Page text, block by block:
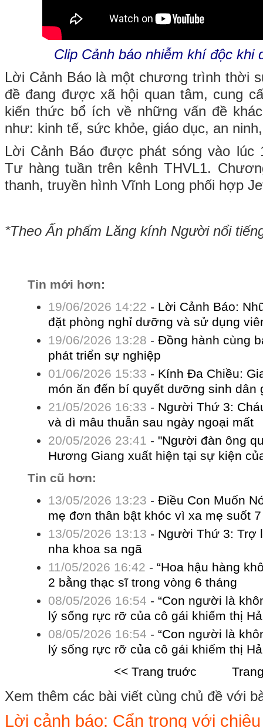
Clip Cảnh báo nhiễm khí độc khi
Lời Cảnh Báo là một chương trình thời
đề đang được xã hội quan tâm, cung
kiến thức bổ ích về những vấn đề
như: kinh tế, sức khỏe, giáo dục, an
Lời Cảnh Báo được phát sóng vào lúc
Tư hàng tuần trên kênh THVL1.
thanh, truyền hình Vĩnh Long phối hợp
*Theo Ấn phẩm Lăng kính Người nổi
Tin mới hơn:
19/06/2026 14:22 - Lời Cảnh Báo:
đặt phòng nghỉ dưỡng và sử dụng
19/06/2026 13:28 -Đồng hành cùng
phát triển sự nghiệp
01/06/2026 15:33 - Kính Đa Chiều:
món ăn đến bí quyết dưỡng sinh dân
21/05/2026 16:33 - Người Thứ 3:
và dì mâu thuẫn sau ngày ngoại mất
20/05/2026 23:41 - "Người đàn ông
Hương Giang xuất hiện tại sự kiện
Tin cũ hơn:
13/05/2026 13:23 -Điều Con Muốn
mẹ đơn thân bật khóc vì xa mẹ suốt
13/05/2026 13:13 - Người Thứ 3: Trợ
nha khoa sa ngã
11/05/2026 16:42 -“Hoa hậu hàng
2 bằng thạc sĩ trong vòng 6 tháng
08/05/2026 16:54 -“Con người là
lý sống rực rỡ của cô gái khiếm thị
08/05/2026 16:54 -“Con người là
lý sống rực rỡ của cô gái khiếm thị
<< Trang truớc
Xem thêm các bài viết cùng chủ đề với
Lời cảnh báo: Cẩn trọng với